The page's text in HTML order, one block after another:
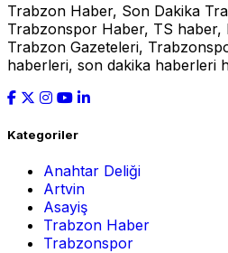
Trabzon Haber, Son Dakika
Trabzonspor Haber, TS haber,
Trabzon Gazeteleri,
haberleri, son dakika haberleri
Kategoriler
Anahtar Deliği
Artvin
Asayiş
Trabzon Haber
Trabzonspor